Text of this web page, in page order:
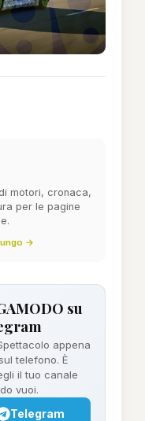
motori, cronaca,
per le pagine
→
su
appena
telefono. È
il tuo canale
vuoi.
Telegram